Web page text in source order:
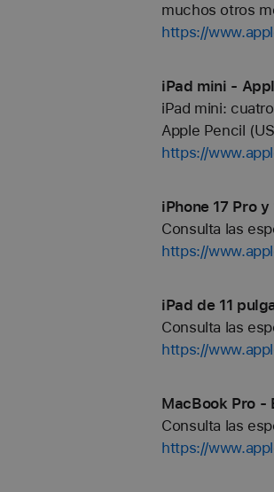
muchos otros
https://
iPad mini -
iPad mini:
Apple Pencil
https://
iPhone 17 Pro
Consulta las
https://
iPad de 11
Consulta las
https://
MacBook Pro -
Consulta las
https://